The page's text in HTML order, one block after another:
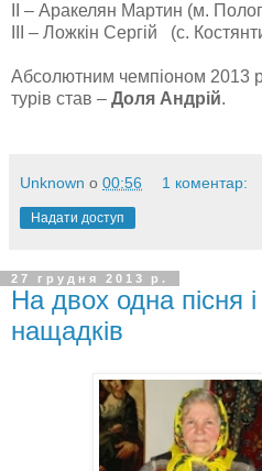
ІІ – Аракелян Мартин (м.
ІІІ – Ложкін Сергій (с.
Абсолютним чемпіоном 2013
турів став – Доля Андрій.
Unknown о 00:56 1 коментар:
Надати доступ
27 грудня 2013 р.
На двох одна пісня
нащадків